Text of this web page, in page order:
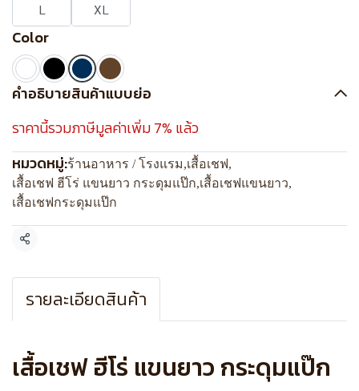
L
XL
Color
คำอธิบายสินค้าแบบย่อ
ราคานี้รวมภาษีมูลค่าเพิ่ม 7% แล้ว
หมวดหมู่:ร้านอาหาร / โรงแรม,เสื้อเชฟ,
เสื้อเชฟ ฮีโร่ แขนยาว กระดุมแป๊ก,เสื้อเชฟแขนยาว,
เสื้อเชฟกระดุมแป๊ก
แชร์
รายละเอียดสินค้า
เสื้อเชฟ ฮีโร่ แขนยาว กระดุมแป๊ก